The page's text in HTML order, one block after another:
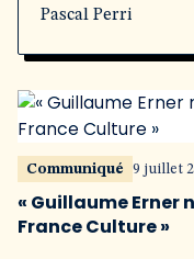
Pascal Perri
Communiqué 9 juillet
« Guillaume Erner
France Culture »